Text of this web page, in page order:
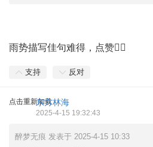
雨势描写佳句难得，点赞👍🏻
支持 反对
点击重新加载东方林海
2025-4-15 19:32:43
醉梦无痕 发表于 2025-4-15 10:33